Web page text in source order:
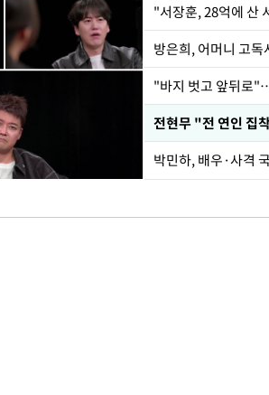
"서장훈, 28억에 산
방은희, 어머니 고
"바지 벗고 앞뒤로
박민하, 배우·사격